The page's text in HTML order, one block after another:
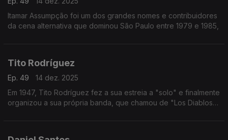
Itamar Assumpção foi um dos grandes nomes e contribuidores
da cena alternativa que dominou São Paulo entre 1979 e 1985,
Tito Rodríguez
Ep. 49
14 dez. 2025
Em 1947, Tito Rodríguez fez a sua estreia a "solo" e finalmente
organizou a sua própria banda, que chamou de "Los Diablos